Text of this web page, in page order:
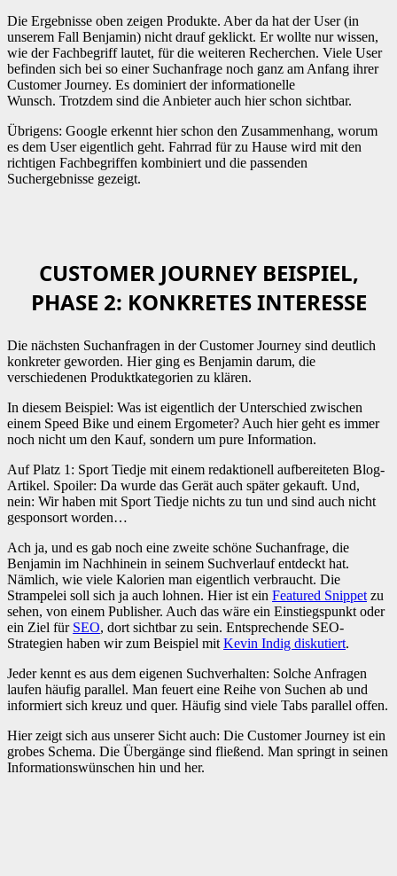
Die Ergebnisse oben zeigen Produkte. Aber da hat der User (in
unserem Fall Benjamin) nicht drauf geklickt. Er wollte nur wissen,
wie der Fachbegriff lautet, für die weiteren Recherchen. Viele User
befinden sich bei so einer Suchanfrage noch ganz am Anfang ihrer
Customer Journey. Es dominiert der informationelle
Wunsch. Trotzdem sind die Anbieter auch hier schon sichtbar.
Übrigens: Google erkennt hier schon den Zusammenhang, worum
es dem User eigentlich geht. Fahrrad für zu Hause wird mit den
richtigen Fachbegriffen kombiniert und die passenden
Suchergebnisse gezeigt.
CUSTOMER JOURNEY BEISPIEL,
PHASE 2: KONKRETES INTERESSE
Die nächsten Suchanfragen in der Customer Journey sind deutlich
konkreter geworden. Hier ging es Benjamin darum, die
verschiedenen Produktkategorien zu klären.
In diesem Beispiel: Was ist eigentlich der Unterschied zwischen
einem Speed Bike und einem Ergometer? Auch hier geht es immer
noch nicht um den Kauf, sondern um pure Information.
Auf Platz 1: Sport Tiedje mit einem redaktionell aufbereiteten Blog-
Artikel. Spoiler: Da wurde das Gerät auch später gekauft. Und,
nein: Wir haben mit Sport Tiedje nichts zu tun und sind auch nicht
gesponsort worden…
Ach ja, und es gab noch eine zweite schöne Suchanfrage, die
Benjamin im Nachhinein in seinem Suchverlauf entdeckt hat.
Nämlich, wie viele Kalorien man eigentlich verbraucht. Die
Strampelei soll sich ja auch lohnen. Hier ist ein Featured Snippet zu
sehen, von einem Publisher. Auch das wäre ein Einstiegspunkt oder
ein Ziel für SEO, dort sichtbar zu sein. Entsprechende SEO-
Strategien haben wir zum Beispiel mit Kevin Indig diskutiert.
Jeder kennt es aus dem eigenen Suchverhalten: Solche Anfragen
laufen häufig parallel. Man feuert eine Reihe von Suchen ab und
informiert sich kreuz und quer. Häufig sind viele Tabs parallel offen.
Hier zeigt sich aus unserer Sicht auch: Die Customer Journey ist ein
grobes Schema. Die Übergänge sind fließend. Man springt in seinen
Informationswünschen hin und her.